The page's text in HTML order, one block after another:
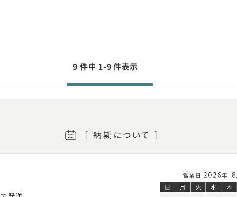
9 件中 1-9 件表示
納期 について